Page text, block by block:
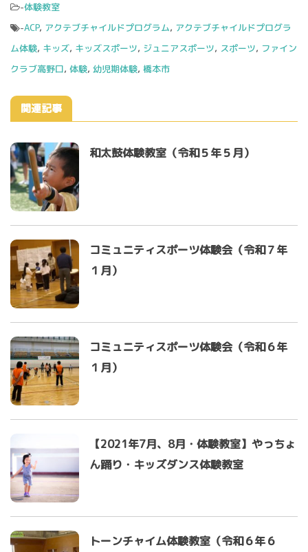
-体験教室
-ACP, アクテブチャイルドプログラム, アクテブチャイルドプログラ
ム体験, キッズ, キッズスポーツ, ジュニアスポーツ, スポーツ, ファイン
クラブ高野口, 体験, 幼児期体験, 橋本市
関連記事
和太鼓体験教室（令和５年５月）
コミュニティスポーツ体験会（令和７年
１月）
コミュニティスポーツ体験会（令和６年
１月）
【2021年7月、8月・体験教室】やっちょ
ん踊り・キッズダンス体験教室
トーンチャイム体験教室（令和６年６